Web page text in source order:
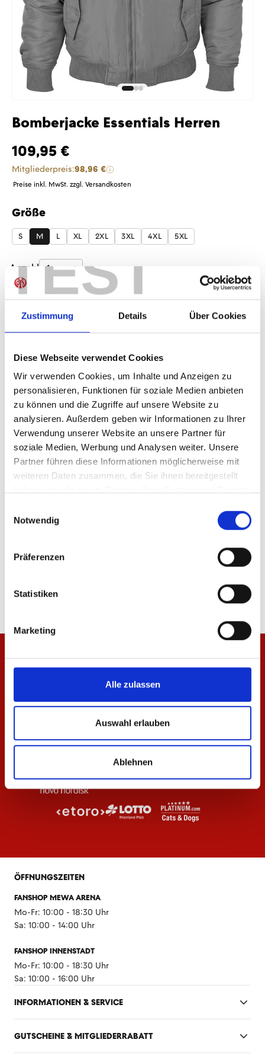
TEST
Zustimmung Details Über Cookies
Diese Webseite verwendet Cookies
Wir verwenden Cookies, um Inhalte und Anzeigen zu
personalisieren, Funktionen für soziale Medien anbieten
zu können und die Zugriffe auf unsere Website zu
analysieren. Außerdem geben wir Informationen zu Ihrer
Verwendung unserer Website an unsere Partner für
soziale Medien, Werbung und Analysen weiter. Unsere
Partner führen diese Informationen möglicherweise mit
weiteren Daten zusammen, die Sie ihnen bereitgestellt
Notwendig
Präferenzen
Statistiken
Marketing
Alle zulassen
Auswahl erlauben
Ablehnen
Bomberjacke Essentials Herren
109,95 €
Mitgliederpreis:98,96 €
Preise inkl. MwSt. zzgl. Versandkosten
Größe
auswählen
S M L XL 2XL 3XL 4XL 5XL
Produkt Anzahl: Gib den gewünschten
Anzahl
Sofort verfügbar, Lieferzeit: 1-3 Tage
IN DEN WARENKORB
Produktdetails
ÄHNLICHE PRODUKTE
Zip Jacke Essentials Anthrazit Unisex Steppjacke Essentials
ÖFFNUNGSZEITEN
FANSHOP MEWA ARENA
Mo-Fr: 10:00 - 18:30 Uhr
Sa: 10:00 - 14:00 Uhr
FANSHOP INNENSTADT
Mo-Fr: 10:00 - 18:30 Uhr
Sa: 10:00 - 16:00 Uhr
INFORMATIONEN & SERVICE
GUTSCHEINE & MITGLIEDERRABATT